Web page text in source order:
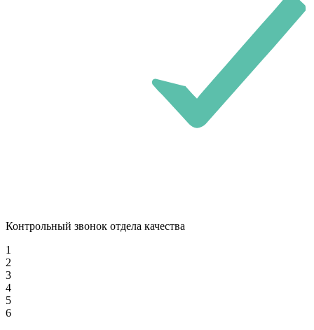
Контрольный звонок отдела качества
1
2
3
4
5
6